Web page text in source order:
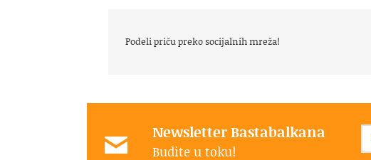
Podeli priču preko socijalnih mreža!
Newsletter Bastabalkana
Budite u toku!